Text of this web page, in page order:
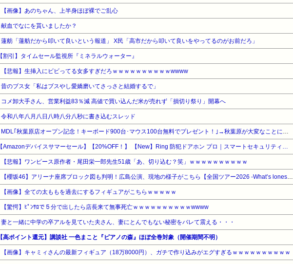
【画像】あのちゃん、上半身ほぼ裸でご乱心
献血でなにを貰いましたか？
蓮舫「蓮舫だから叩いて良いという報道」 X民「高市だから叩いて良いをやってるのがお前だろ」
【割引】タイムセール監視所『ミネラルウォーター』
【悲報】生挿入にビビってる女多すぎだろｗｗｗｗｗｗｗｗｗｗwwww
昔のブス女「私はブスやし愛嬌磨いてさっさと結婚するで」
コメ卸大手さん、営業利益83％減 高値で買い込んだ米が売れず「損切り祭り」開幕へ
令和八年八月八日八時八分八秒に書き込むスレッド
MDL｢秋葉原店オープン記念！キーボード900台･マウス100台無料でプレゼント！｣→秋葉原が大変なことになってしまう
【Amazonデバイスサマーセール】【20%OFF！】 【New】Ring 防犯ドアホン プロ｜スマートセキュリティ機能搭載｜夜間でも鮮明な4K高画質ビデオ・10倍ズーム・モーション検知・サイレン｜出張設置サービスが同時購入で110円
【悲報】ワンピース原作者・尾田栄一郎先生51歳「あ、切り込む？笑」ｗｗｗｗｗｗｗｗｗｗ
【櫻坂46】アリーナ座席ブロック図も判明！広島公演、現地の様子がこちら【全国ツアー2026 -What’s lonesome?- 】
【画像】全ての太ももを過去にするフィギュアがこちらｗｗｗｗｗ
【驚愕】ﾋﾟﾝｻﾛで５分で出したら店長来て無事死亡ｗｗｗｗｗｗｗｗｗｗwwww
妻と一緒に中学の卒アルを見ていた夫さん、妻にとんでもない秘密をバレて震える・・・
【高ポイント還元】講談社 一色まこと『ピアノの森』ほぼ全巻対象（開催期間不明）
【画像】キャミィさんの最新フィギュア（18万8000円）、ガチで作り込みがエグすぎるｗｗｗｗｗｗｗｗｗｗ